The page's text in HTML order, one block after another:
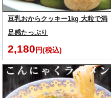
豆乳おからクッキー1kg 大粒で満
足感たっぷり
2,180 円(税込)